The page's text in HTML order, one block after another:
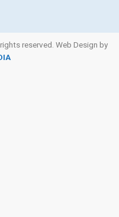
reserved. Web Design by